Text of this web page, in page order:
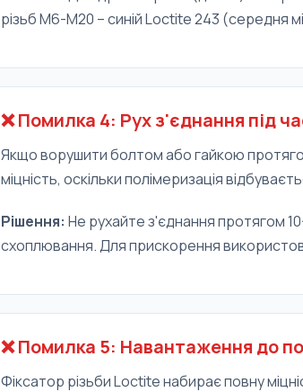
різьб М6-М20 – синій Loctite 243 (середня
❌ Помилка 4: Рух з'єднання під
Якщо ворушити болтом або гайкою
міцність, оскільки полімеризація
Рішення: Не рухайте з'єднання протягом
схоплювання. Для прискорення
❌ Помилка 5: Навантаження до
Фіксатор різьби Loctite набирає повну